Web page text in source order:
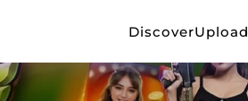
DiscoverUpload